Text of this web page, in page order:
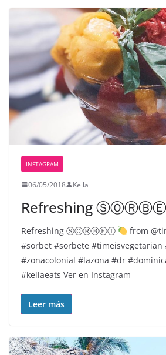
INSTAGRAM
06/05/2018 Keila
Refreshing
Refreshing ⓈⓄⓇⒷⒺⓉ
from
#sorbet #sorbete #timeisvegetarian
#zonacolonial #lazona #dr
#keilaeats Ver en Instagram
Leer más